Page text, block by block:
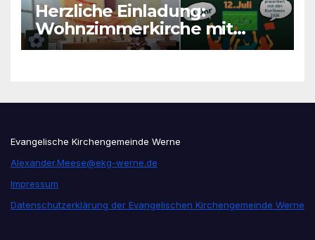
Herzliche Einladung:
Wohnzimmerkirche mit
unseren Konfis
Evangelische Kirchengemeinde Werne
Alexander.Meese@ekg-werne.de
Impressum
Datenschutzerklärung der Evangelischen Kirchengemeinde Werne